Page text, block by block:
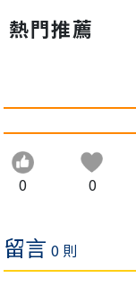
熱門推薦
0 0